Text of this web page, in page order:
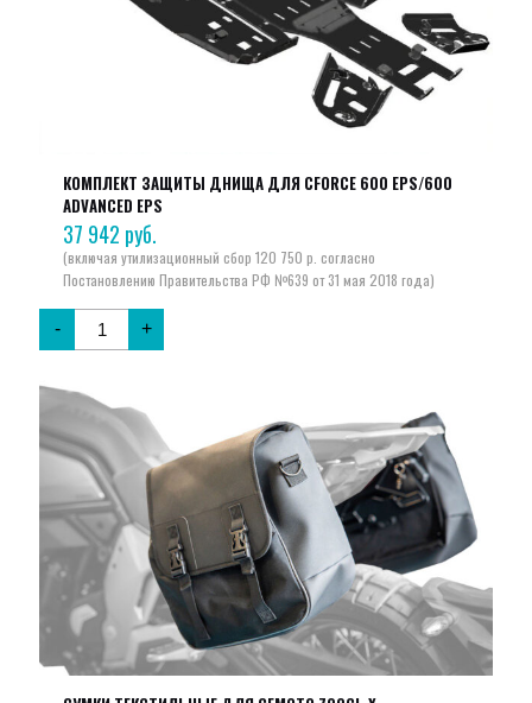
КОМПЛЕКТ ЗАЩИТЫ ДНИЩА ДЛЯ CFORCE 600 EPS/600
ADVANCED EPS
37 942 руб.
- +